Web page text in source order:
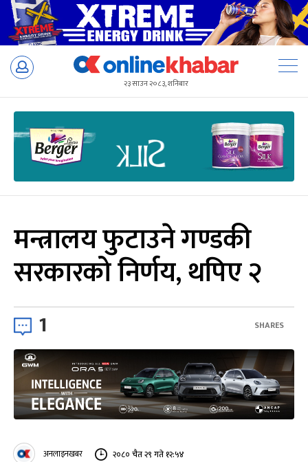
Skip
२३ साउन २०८३, शनिबार
मन्त्रालय फुटाउने गण्डकी
सरकारको निर्णय, थपिए २
1 SHARES
अनलाइनखबर २०८० चैत २९ गते १२:५४